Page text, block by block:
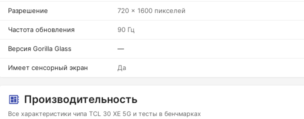
Разрешение 720 x 1600 пикселей
Частота обновления 90 Гц
Версия Gorilla Glass —
Имеет сенсорный экран Да
Производительность
Все характеристики чипа TCL 30 XE 5G и тесты в бенчмарках